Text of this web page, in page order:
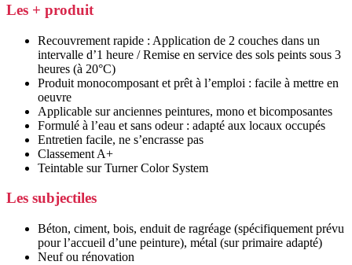
Les + produit
Recouvrement rapide : Application de 2 couches dans un
intervalle d’1 heure / Remise en service des sols peints sous 3
heures (à 20°C)
Produit monocomposant et prêt à l’emploi : facile à mettre en
oeuvre
Applicable sur anciennes peintures, mono et bicomposantes
Formulé à l’eau et sans odeur : adapté aux locaux occupés
Entretien facile, ne s’encrasse pas
Classement A+
Teintable sur Turner Color System
Les subjectiles
Béton, ciment, bois, enduit de ragréage (spécifiquement prévu
pour l’accueil d’une peinture), métal (sur primaire adapté)
Neuf ou rénovation